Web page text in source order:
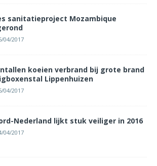
sanitatieproject Mozambique
04/2017
koeien verbrand bij grote brand
Lippenhuizen
04/2017
Nederland lijkt stuk veiliger in 2016
04/2017